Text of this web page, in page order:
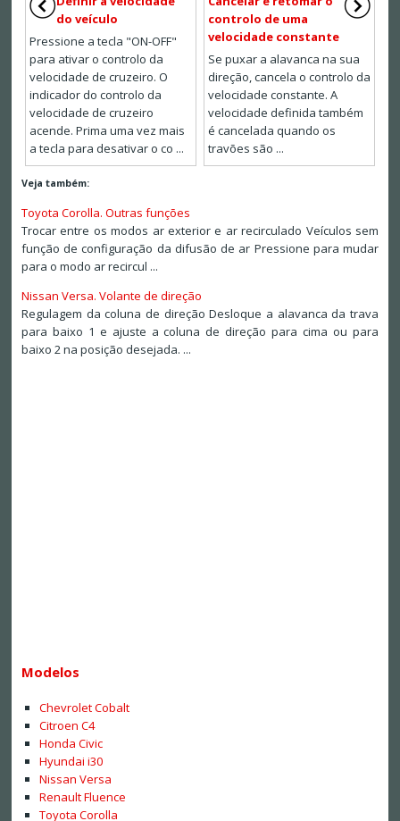
do veículo
Pressione a tecla "ON-OFF"
para ativar o controlo da
velocidade de cruzeiro. O
indicador do controlo da
velocidade de cruzeiro
acende. Prima uma vez mais
a tecla para desativar o co ...
controlo de uma
velocidade constante
Se puxar a alavanca na sua
direção, cancela o controlo da
velocidade constante. A
velocidade definida também
é cancelada quando os
travões são ...
Veja também:
Toyota Corolla. Outras funções
Trocar entre os modos ar exterior e ar recirculado Veículos sem
função de configuração da difusão de ar Pressione para mudar
para o modo ar recircul ...
Nissan Versa. Volante de direção
Regulagem da coluna de direção Desloque a alavanca da trava
para baixo 1 e ajuste a coluna de direção para cima ou para
baixo 2 na posição desejada. ...
Modelos
Chevrolet Cobalt
Citroen C4
Honda Civic
Hyundai i30
Nissan Versa
Renault Fluence
Toyota Corolla